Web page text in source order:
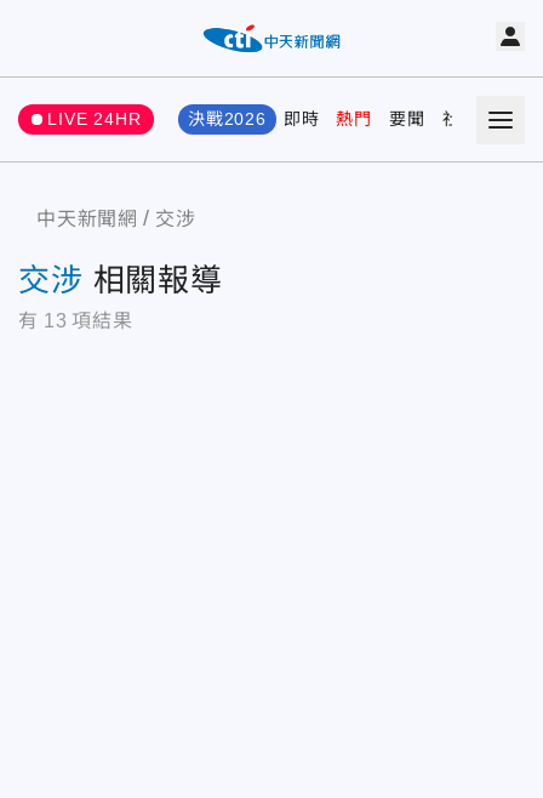
LIVE 24HR 決戰2026 即時 熱門 要聞 社會 娛樂
中天新聞網 交涉
交涉 相關報導
有 13 項結果